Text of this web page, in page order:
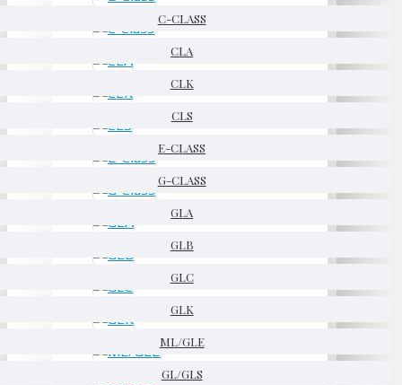
C-CLASS
CLA
CLK
CLS
E-CLASS
G-CLASS
GLA
GLB
GLC
GLK
ML/GLE
GL/GLS